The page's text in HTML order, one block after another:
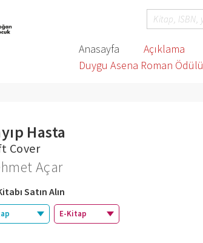
Anasayfa Açıklama
Duygu Asena Roman Ödülü
Hasta
Cover
Açar
Satın Alın
E-Kitap